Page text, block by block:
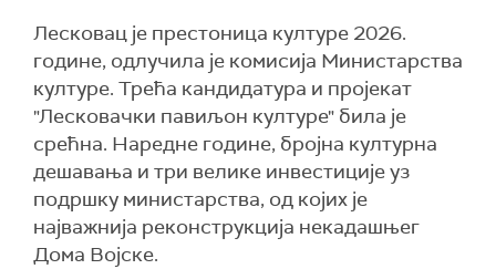
Лесковац је престоница културе 2026.
године, одлучила је комисија Министарства
културе. Трећа кандидатура и пројекат
"Лесковачки павиљон културе" била је
срећна. Наредне године, бројна културна
дешавања и три велике инвестиције уз
подршку министарства, од којих је
најважнија реконструкција некадашњег
Дома Војске.